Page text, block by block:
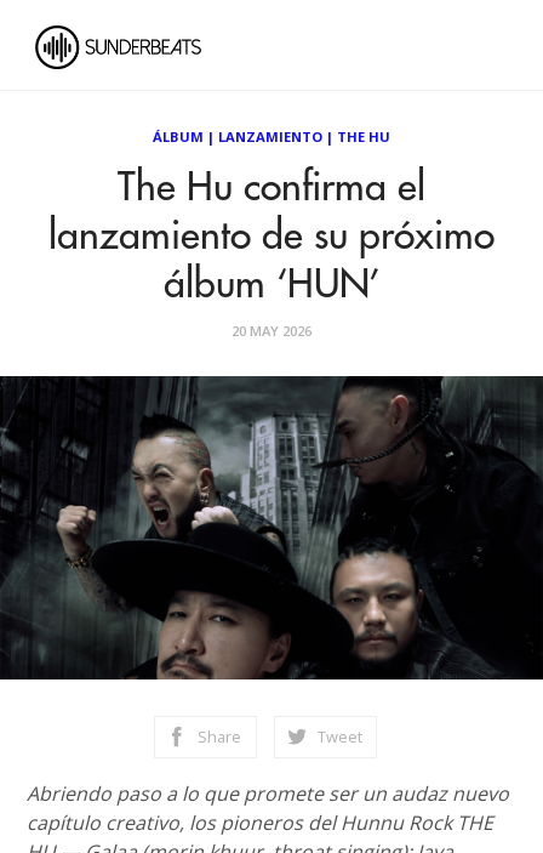
ÁLBUM | LANZAMIENTO | THE HU
The Hu confirma el
lanzamiento de su próximo
álbum ‘HUN’
20 MAY 2026
Share Tweet
Abriendo paso a lo que promete ser un audaz nuevo
capítulo creativo, los pioneros del Hunnu Rock THE